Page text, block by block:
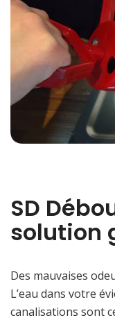
SD
solution
Des mauvaises
L’eau dans votre
canalisations sont